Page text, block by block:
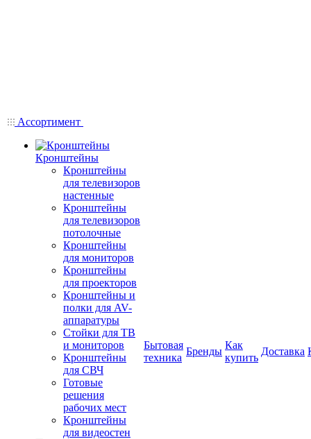
Ассортимент
Кронштейны
Кронштейны
для телевизоров
настенные
Кронштейны
для телевизоров
потолочные
Кронштейны
для мониторов
Кронштейны
для проекторов
Кронштейны и
полки для AV-
аппаратуры
Стойки для ТВ
и мониторов
Кронштейны
для СВЧ
Готовые
решения
рабочих мест
Кронштейны
для видеостен
Бытовая
техника
Бренды
Как
купить
Доставка